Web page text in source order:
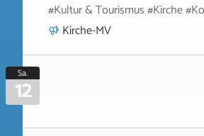
#Kultur & Tourismus #Kirche
Kirche-MV
Sa.
12